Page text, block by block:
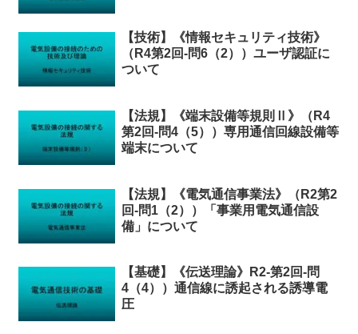
【技術】《情報セキュリティ技術》
（R4第2回-問6（2））ユーザ認証に
ついて
【法規】《端末設備等規則Ⅱ》（R4
第2回-問4（5））専用通信回線設備等
端末について
【法規】《電気通信事業法》（R2第2
回-問1（2））「事業用電気通信設
備」について
【基礎】《伝送理論》R2-第2回-問
4（4））通信線に誘起される誘導電
圧